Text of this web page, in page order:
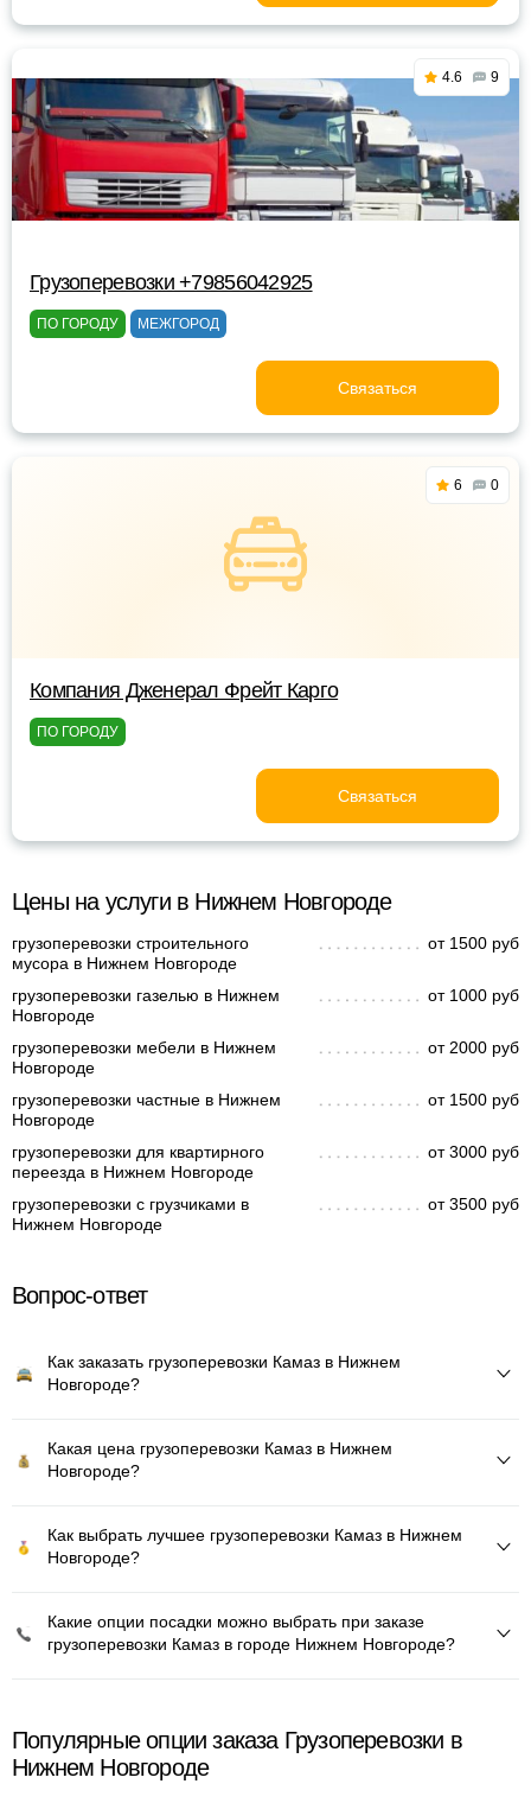
4.6 9
Грузоперевозки +79856042925
ПО ГОРОДУ МЕЖГОРОД
Связаться
6 0
Компания Дженерал Фрейт Карго
ПО ГОРОДУ
Связаться
Цены на услуги в Нижнем Новгороде
грузоперевозки строительного
мусора в Нижнем Новгороде
от 1500 руб
грузоперевозки газелью в Нижнем
Новгороде
от 1000 руб
грузоперевозки мебели в Нижнем
Новгороде
от 2000 руб
грузоперевозки частные в Нижнем
Новгороде
от 1500 руб
грузоперевозки для квартирного
переезда в Нижнем Новгороде
от 3000 руб
грузоперевозки с грузчиками в
Нижнем Новгороде
от 3500 руб
Вопрос-ответ
Как заказать грузоперевозки Камаз в Нижнем
Новгороде?
Какая цена грузоперевозки Камаз в Нижнем
Новгороде?
Как выбрать лучшее грузоперевозки Камаз в Нижнем
Новгороде?
Какие опции посадки можно выбрать при заказе
грузоперевозки Камаз в городе Нижнем Новгороде?
Популярные опции заказа Грузоперевозки в
Нижнем Новгороде